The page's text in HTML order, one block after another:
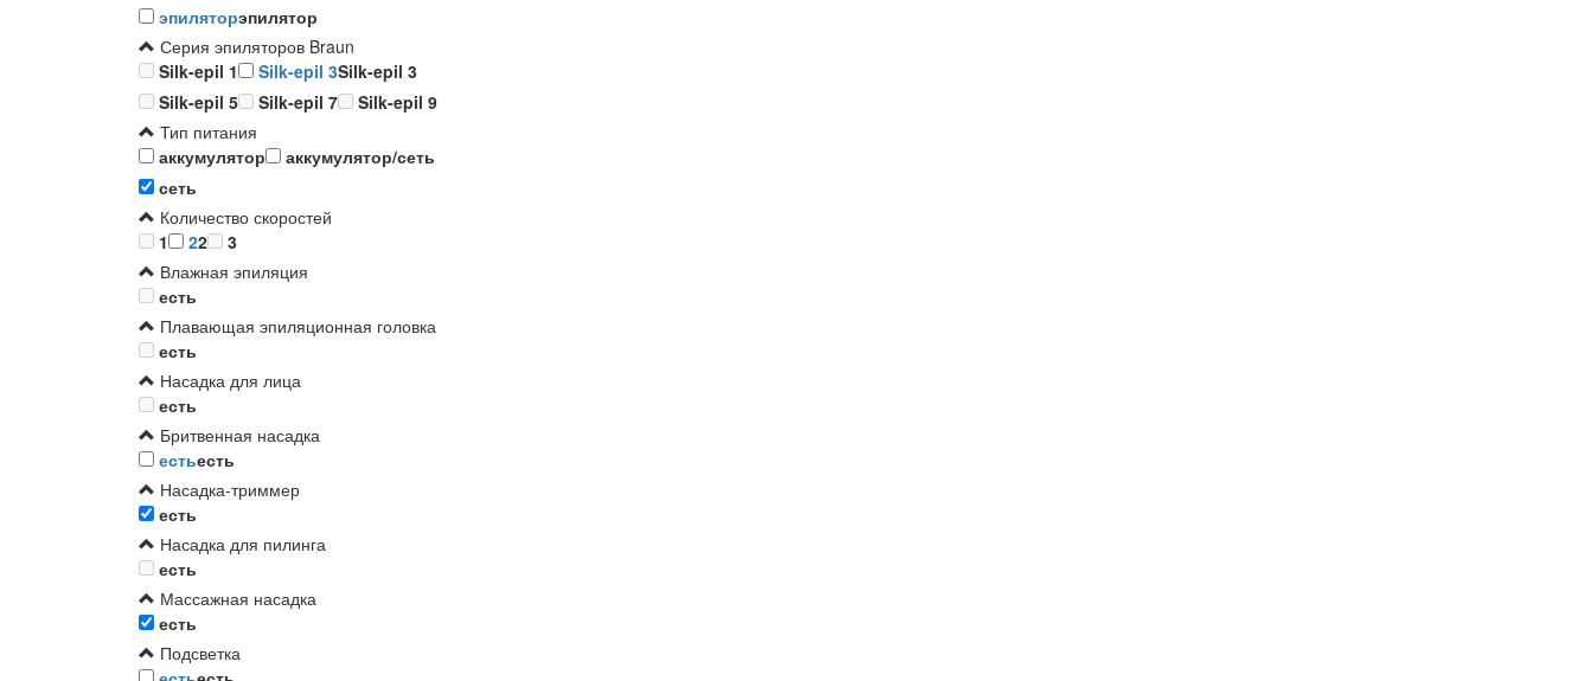
эпиляторэпилятор
Серия эпиляторов Braun
Silk-epil 1
Silk-epil 3Silk-epil 3
Silk-epil 5
Silk-epil 7
Silk-epil 9
Тип питания
аккумулятор
аккумулятор/сеть
сеть
Количество скоростей
1
22
3
Влажная эпиляция
есть
Плавающая эпиляционная головка
есть
Насадка для лица
есть
Бритвенная насадка
естьесть
Насадка-триммер
есть
Насадка для пилинга
есть
Массажная насадка
есть
Подсветка